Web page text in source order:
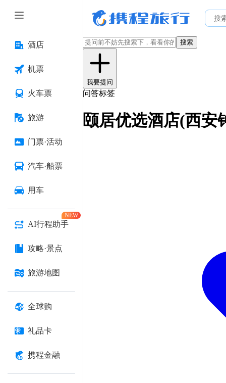
酒店
机票
火车票
旅游
门票·活动
汽车·船票
用车
AI行程助手
NEW
攻略·景点
旅游地图
全球购
礼品卡
携程金融
搜索
我要提问
问答标签
颐居优选酒店(西安